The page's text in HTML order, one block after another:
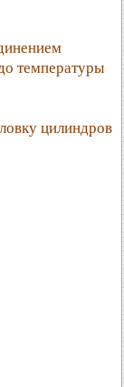
температуры
цилиндров